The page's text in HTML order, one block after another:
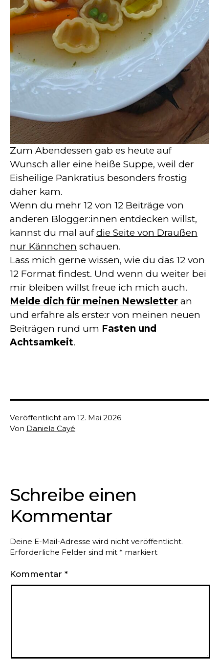
Zum Abendessen gab es heute auf
Wunsch aller eine heiße Suppe, weil der
Eisheilige Pankratius besonders frostig
daher kam.
Wenn du mehr 12 von 12 Beiträge von
anderen Blogger:innen entdecken willst,
kannst du mal aufdie Seite von Draußen
nur Kännchen schauen.
Lass mich gerne wissen, wie du das 12 von
12 Format findest. Und wenn du weiter bei
mir bleiben willst freue ich mich auch.
Melde dich für meinen Newsletter an
und erfahre als erste:r von meinen neuen
Beiträgen rund um Fasten und
Achtsamkeit.
Veröffentlicht am 12. Mai 2026
Von Daniela Cayé
Schreibe einen
Kommentar
Deine E-Mail-Adresse wird nicht veröffentlicht.
Erforderliche Felder sind mit * markiert
Kommentar *